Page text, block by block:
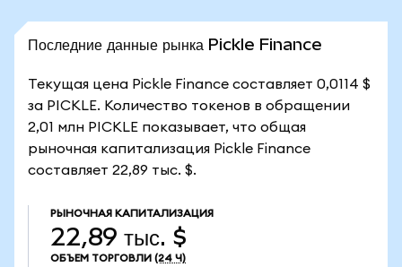
Последние данные рынка Pickle Finance
Текущая цена Pickle Finance составляет 0,0114 $
за PICKLE. Количество токенов в обращении
2,01 млн PICKLE показывает, что общая
рыночная капитализация Pickle Finance
составляет 22,89 тыс. $.
РЫНОЧНАЯ КАПИТАЛИЗАЦИЯ
22,89 тыс. $
ОБЪЕМ ТОРГОВЛИ (24 Ч)